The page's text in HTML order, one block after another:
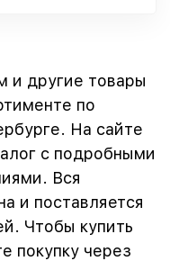
и другие товары
по
На сайте
с подробными
Вся
и поставляется
Чтобы купить
покупку через